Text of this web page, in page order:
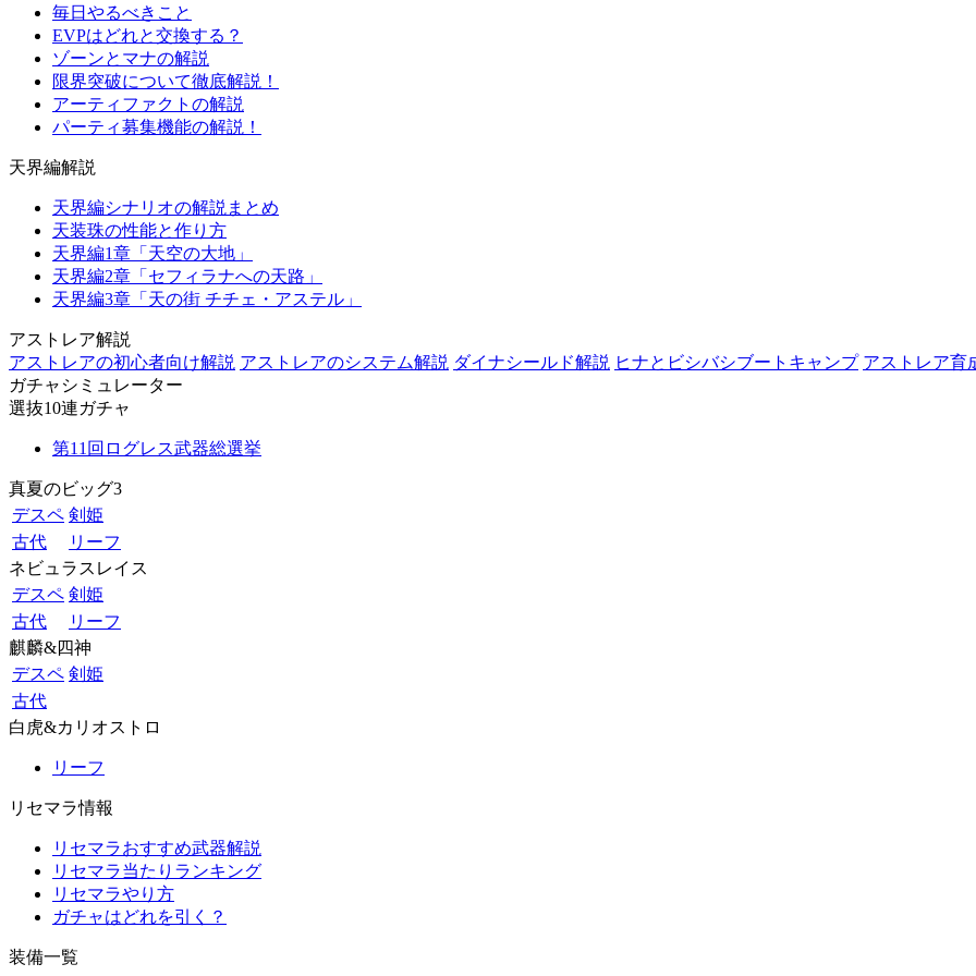
毎日やるべきこと
EVPはどれと交換する？
ゾーンとマナの解説
限界突破について徹底解説！
アーティファクトの解説
パーティ募集機能の解説！
天界編解説
天界編シナリオの解説まとめ
天装珠の性能と作り方
天界編1章「天空の大地」
天界編2章「セフィラナへの天路」
天界編3章「天の街 チチェ・アステル」
アストレア解説
アストレアの初心者向け解説 アストレアのシステム解説 ダイナシールド解説 ヒナとビシバシブートキャンプ アストレア育
ガチャシミュレーター
選抜10連ガチャ
第11回ログレス武器総選挙
真夏のビッグ3
デスペ 剣姫
古代
リーフ
ネビュラスレイス
デスペ 剣姫
古代
リーフ
麒麟&四神
デスペ 剣姫
古代
白虎&カリオストロ
リーフ
リセマラ情報
リセマラおすすめ武器解説
リセマラ当たりランキング
リセマラやり方
ガチャはどれを引く？
装備一覧